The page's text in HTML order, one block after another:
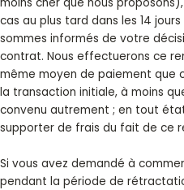
cas au plus tard dans les 14
sommes informés de votre
contrat. Nous effectuerons ce
même moyen de paiement que
la transaction initiale, à moins
convenu autrement ; en tout
supporter de frais du fait de ce
Si vous avez demandé à
pendant la période de